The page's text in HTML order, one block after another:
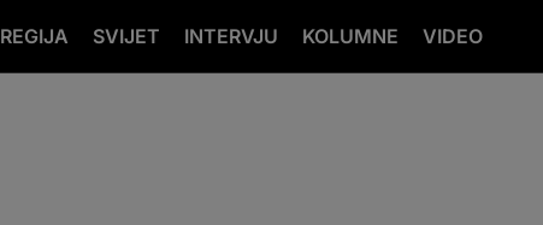
REGIJA SVIJET INTERVJU KOLUMNE VIDEO